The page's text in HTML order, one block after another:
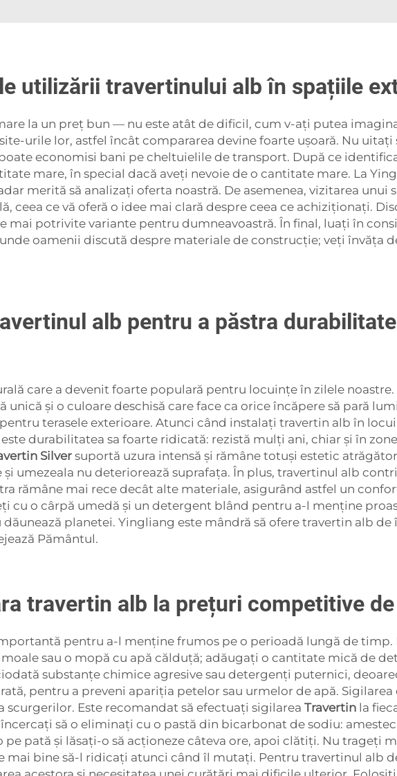
utilizării travertinului alb în spațiile
la un preț bun — nu este atât de dificil, cum v-ați putea
urile lor, astfel încât compararea devine foarte ușoară. Nu
economisi bani pe cheltuielile de transport. După ce
mare, în special dacă aveți nevoie de o cantitate mare. La
merită să analizați oferta noastră. De asemenea, vizitarea
ceea ce vă oferă o idee mai clară despre ceea ce achiziționați.
mai potrivite variante pentru dumneavoastră. În final, luați în
oamenii discută despre materiale de construcție; veți învăța
alb pentru a păstra
care a devenit foarte populară pentru locuințe în zilele
unică și o culoare deschisă care face ca orice încăpere să pară
terasele exterioare. Atunci când instalați travertin alb în
durabilitatea sa foarte ridicată: rezistă mulți ani, chiar și în
Silver suportă uzura intensă și rămâne totuși estetic
umezeala nu deteriorează suprafața. În plus, travertinul alb
rămâne mai rece decât alte materiale, asigurând astfel un
cu o cârpă umedă și un detergent blând pentru a-l menține
planetei. Yingliang este mândră să ofere travertin alb
Pământul.
travertin alb la prețuri competitive
pentru a-l menține frumos pe o perioadă lungă de timp.
sau o mopă cu apă călduță; adăugați o cantitate mică de
substanțe chimice agresive sau detergenți puternici,
pentru a preveni apariția petelor sau urmelor de apă.
Este recomandat să efectuați sigilarea Travertin la
să o eliminați cu o pastă din bicarbonat de sodiu:
pată și lăsați-o să acționeze câteva ore, apoi clătiți. Nu trageți
mai bine să-l ridicați atunci când îl mutați. Pentru travertinul alb